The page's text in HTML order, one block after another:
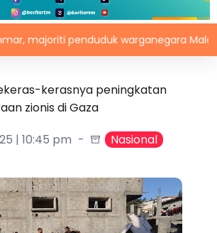
penduduk warganegara Malaysia
kerasnya peningkatan
zionis di Gaza
| 10:45 pm
Nasional